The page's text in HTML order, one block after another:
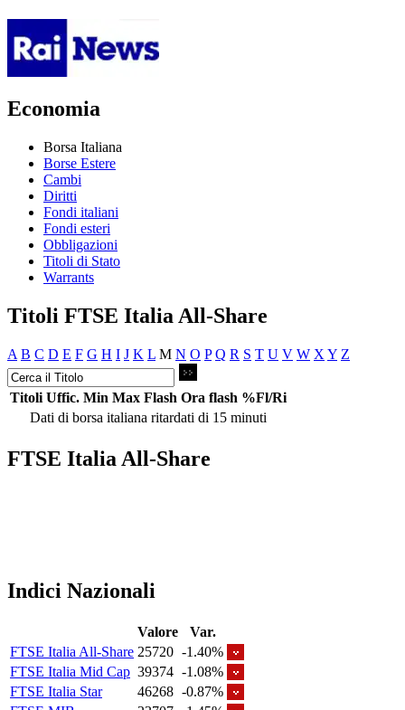
Economia
Borsa Italiana
Borse Estere
Cambi
Diritti
Fondi italiani
Fondi esteri
Obbligazioni
Titoli di Stato
Warrants
Titoli FTSE Italia All-Share
A B C D E F G H I J K L M N O P Q R S T U V W X Y Z
Titoli Uffic. Min Max Flash Ora flash %Fl/Ri
Dati di borsa italiana ritardati di 15 minuti
FTSE Italia All-Share
Indici Nazionali
Valore
Var.
FTSE Italia All-Share 25720 -1.40%
FTSE Italia Mid Cap 39374 -1.08%
FTSE Italia Star
46268 -0.87%